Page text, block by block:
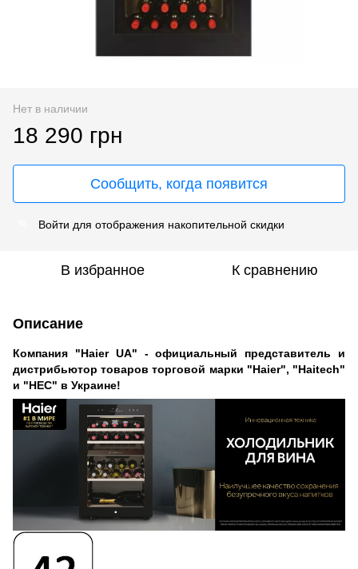
Нет в наличии
18 290 грн
Сообщить, когда появится
Войти для отображения накопительной скидки
В избранное К сравнению
Описание
Компания "Haier UA" - официальный представитель и
дистрибьютор товаров торговой марки "Haier", "Haitech"
и "HEC" в Украине!